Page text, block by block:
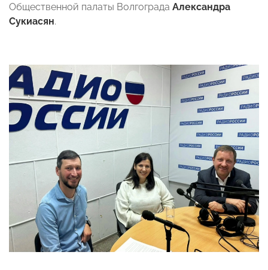
Общественной палаты Волгограда Александра
Сукиасян.